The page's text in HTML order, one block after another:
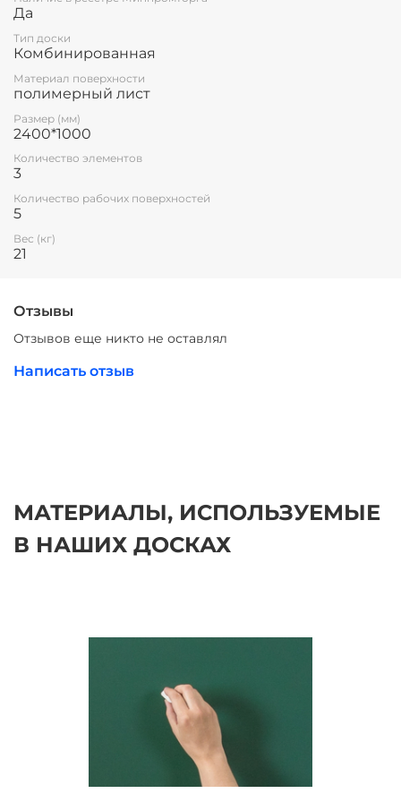
Да
Тип доски
Комбинированная
Материал поверхности
полимерный лист
Размер (мм)
2400*1000
Количество элементов
3
Количество рабочих поверхностей
5
Вес (кг)
21
Отзывы
Отзывов еще никто не оставлял
Написать отзыв
МАТЕРИАЛЫ, ИСПОЛЬЗУЕМЫЕ
В НАШИХ ДОСКАХ